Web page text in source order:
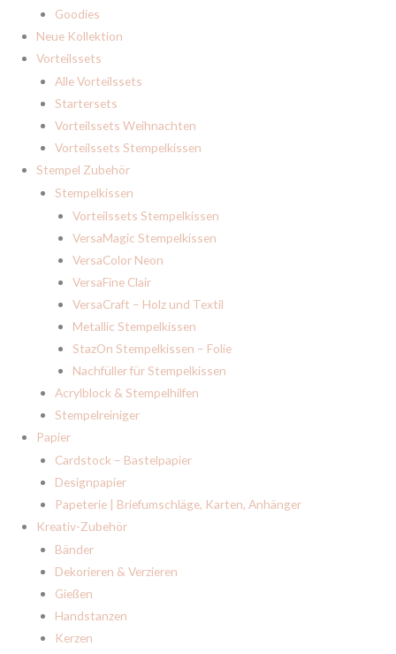
Goodies
Neue Kollektion
Vorteilssets
Alle Vorteilssets
Startersets
Vorteilssets Weihnachten
Vorteilssets Stempelkissen
Stempel Zubehör
Stempelkissen
Vorteilssets Stempelkissen
VersaMagic Stempelkissen
VersaColor Neon
VersaFine Clair
VersaCraft – Holz und Textil
Metallic Stempelkissen
StazOn Stempelkissen – Folie
Nachfüller für Stempelkissen
Acrylblock & Stempelhilfen
Stempelreiniger
Papier
Cardstock – Bastelpapier
Designpapier
Papeterie | Briefumschläge, Karten, Anhänger
Kreativ-Zubehör
Bänder
Dekorieren & Verzieren
Gießen
Handstanzen
Kerzen